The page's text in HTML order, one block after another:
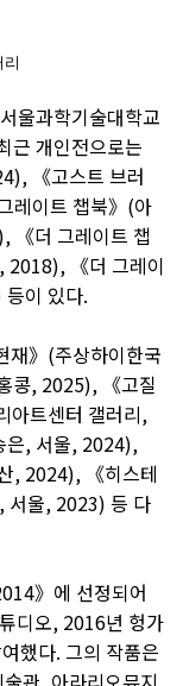
울과학기술대학교
근 개인전으로는
《고스트 브러
레이트 챕북》(아
《더 그레이트 챕
2018), 《더 그레이
이 있다.
재》(주상하이한국
콩, 2025), 《고질
아트센터 갤러리,
은, 서울, 2024),
, 2024), 《히스테
서울, 2023) 등 다
》에 선정되어
디오, 2016년 헝가
했다. 그의 작품은